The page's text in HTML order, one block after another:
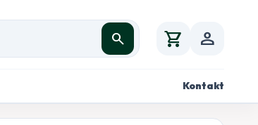
search shopping_cart person
Kontakt